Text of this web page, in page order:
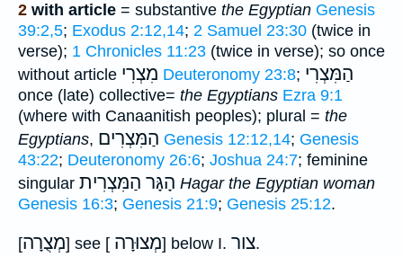
2 with article = substantive the Egyptian Genesis
39:2,5; Exodus 2:12,14; 2 Samuel 23:30 (twice in
verse); 1 Chronicles 11:23 (twice in verse); so once
without article מִצְרִי Deuteronomy 23:8; הַמִּצְרִי
once (late) collective= the Egyptians Ezra 9:1
(where with Canaanitish peoples); plural = the
Egyptians, הַמִּצְרִים Genesis 12:12,14; Genesis
43:22; Deuteronomy 26:6; Joshua 24:7; feminine
singular הָגָּר הַמִּצְרִית Hagar the Egyptian woman
Genesis 16:3; Genesis 21:9; Genesis 25:12.
[מְצֻרָה] see [ מְצוּרָה] below I. צור.